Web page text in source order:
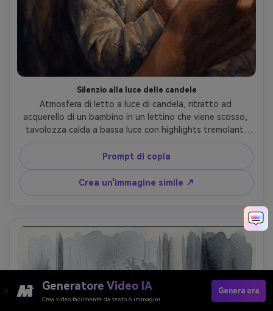
Silenzio alla luce delle candele
Atmosfera di letto a luce di candela, ritratto ad
acquerello di un bambino in un lettino che viene scosso,
tavolozza calda a bassa luce con highlights tremolanti
morbidi, sfondo semplificato in lavaggi delicati profondi,
caratteristiche facciali dettagliate, gradienti lisci, grano di
carta visibile, tono emotivo sereno, obiettivo da 85 mm,
profondità di campo bassa- -ar 4:5
Prompt di copia
Crea un'immagine simile ↗
Generatore Video IA
Crea video facilmente da testo o immagini
Genera ora